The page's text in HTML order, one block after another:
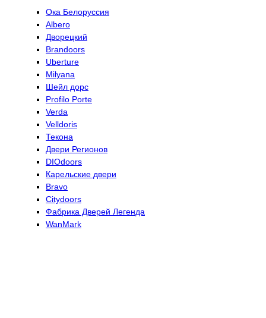
Ока Белоруссия
Albero
Дворецкий
Brandoors
Uberture
Milyana
Шейл дорс
Profilo Porte
Verda
Velldoris
Текона
Двери Регионов
DIOdoors
Карельские двери
Bravo
Citydoors
Фабрика Дверей Легенда
WanMark